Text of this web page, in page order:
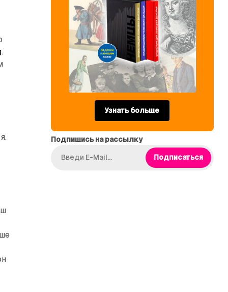
.
Узнать больше
Подпишись на рассылку
Подписаться